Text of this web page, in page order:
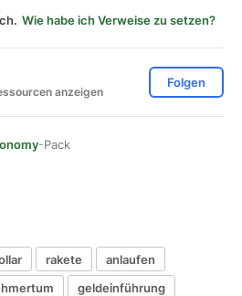
Wie habe ich Verweise zu setzen?
anzeigen
Folgen
-Pack
rakete
anlaufen
geldeinführung